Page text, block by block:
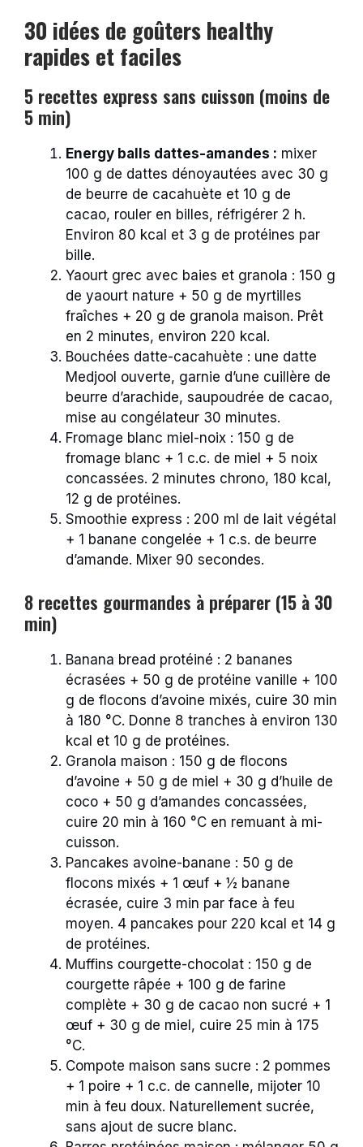
30 idées de goûters healthy
rapides et faciles
5 recettes express sans cuisson (moins de
5 min)
Energy balls dattes-amandes : mixer
100 g de dattes dénoyautées avec 30 g
de beurre de cacahuète et 10 g de
cacao, rouler en billes, réfrigérer 2 h.
Environ 80 kcal et 3 g de protéines par
bille.
Yaourt grec avec baies et granola : 150 g
de yaourt nature + 50 g de myrtilles
fraîches + 20 g de granola maison. Prêt
en 2 minutes, environ 220 kcal.
Bouchées datte-cacahuète : une datte
Medjool ouverte, garnie d’une cuillère de
beurre d’arachide, saupoudrée de cacao,
mise au congélateur 30 minutes.
Fromage blanc miel-noix : 150 g de
fromage blanc + 1 c.c. de miel + 5 noix
concassées. 2 minutes chrono, 180 kcal,
12 g de protéines.
Smoothie express : 200 ml de lait végétal
+ 1 banane congelée + 1 c.s. de beurre
d’amande. Mixer 90 secondes.
8 recettes gourmandes à préparer (15 à 30
min)
Banana bread protéiné : 2 bananes
écrasées + 50 g de protéine vanille + 100
g de flocons d’avoine mixés, cuire 30 min
à 180 °C. Donne 8 tranches à environ 130
kcal et 10 g de protéines.
Granola maison : 150 g de flocons
d’avoine + 50 g de miel + 30 g d’huile de
coco + 50 g d’amandes concassées,
cuire 20 min à 160 °C en remuant à mi-
cuisson.
Pancakes avoine-banane : 50 g de
flocons mixés + 1 œuf + ½ banane
écrasée, cuire 3 min par face à feu
moyen. 4 pancakes pour 220 kcal et 14 g
de protéines.
Muffins courgette-chocolat : 150 g de
courgette râpée + 100 g de farine
complète + 30 g de cacao non sucré + 1
œuf + 30 g de miel, cuire 25 min à 175
°C.
Compote maison sans sucre : 2 pommes
+ 1 poire + 1 c.c. de cannelle, mijoter 10
min à feu doux. Naturellement sucrée,
sans ajout de sucre blanc.